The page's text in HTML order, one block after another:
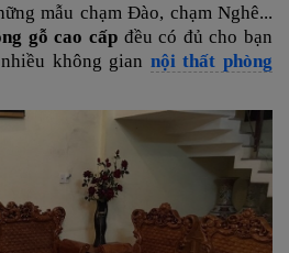
mẫu chạm Đào, chạm Nghê...
gỗ cao cấp đều có đủ cho bạn
không gian nội thất phòng